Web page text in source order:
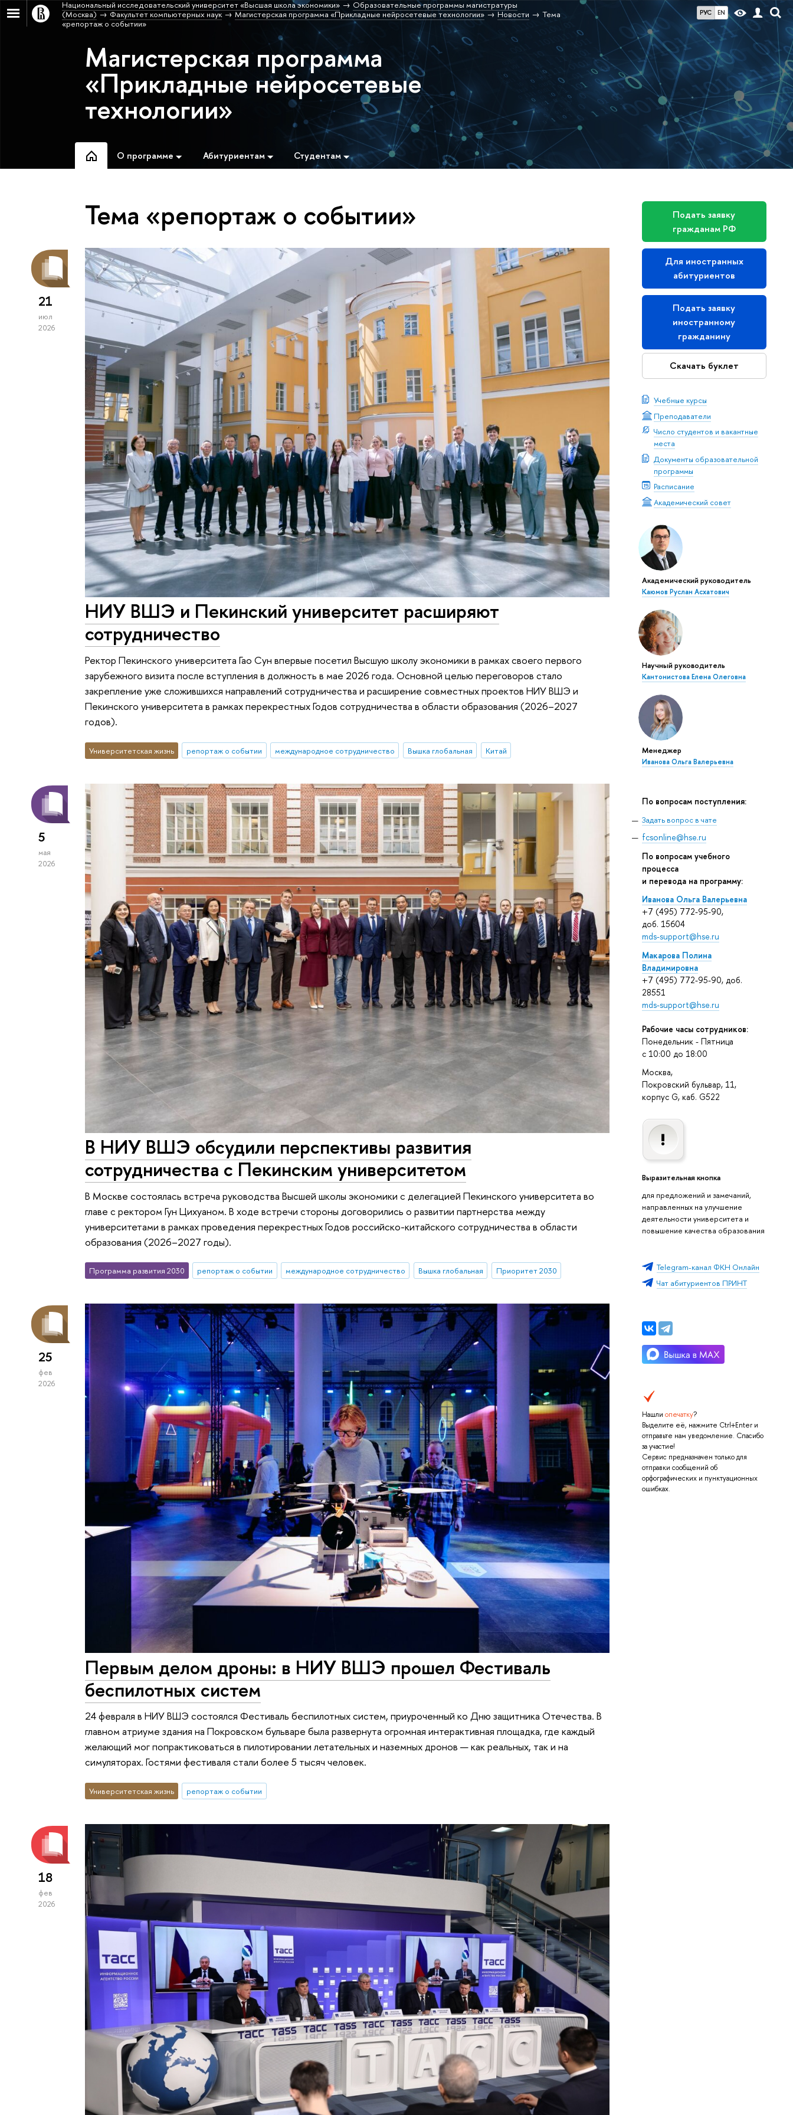
РУС EN
Национальный исследовательский университет «Высшая школа экономики»
Образовательные программы магистратуры
(Москва)
Факультет компьютерных наук Магистерская программа «Прикладные нейросетевые технологии» Новости
Тема
«репортаж о событии»
Магистерская программа
«Прикладные нейросетевые
технологии»
О программе Абитуриентам Студентам
Подать заявку
гражданам РФ
Для иностранных
абитуриентов
Подать заявку
иностранному
гражданину
Скачать буклет
Учебные курсы
Преподаватели
Число студентов и вакантные
места
Документы образовательной
программы
Расписание
Академический совет
Академический руководитель
Каюмов Руслан Асхатович
Научный руководитель
Кантонистова Елена Олеговна
Менеджер
Иванова Ольга Валерьевна
По вопросам поступления:
Задать вопрос в чате
fcsonline@hse.ru
По вопросам учебного
процесса
и перевода на программу:
Иванова Ольга Валерьевна
+7 (495) 772-95-90,
доб. 15604
mds-support@hse.ru
Макарова Полина
Владимировна
+7 (495) 772-95-90, доб.
28551
mds-support@hse.ru
Рабочие часы сотрудников:
Понедельник - Пятница
c 10:00 до 18:00
Москва,
Покровский бульвар, 11,
корпус G, каб. G522
Выразительная кнопка
для предложений и замечаний,
направленных на улучшение
деятельности университета и
повышение качества образования
Telegram-канал ФКН Онлайн
Чат абитуриентов ПРИНТ
Нашли опечатку?
Выделите её, нажмите Ctrl+Enter и
отправьте нам уведомление. Спасибо
за участие!
Сервис предназначен только для
отправки сообщений об
орфографических и пунктуационных
ошибках.
Тема «репортаж о событии»
21
июл
2026
НИУ ВШЭ и Пекинский университет расширяют
сотрудничество
Ректор Пекинского университета Гао Сун впервые посетил Высшую школу экономики в рамках своего первого
зарубежного визита после вступления в должность в мае 2026 года. Основной целью переговоров стало
закрепление уже сложившихся направлений сотрудничества и расширение совместных проектов НИУ ВШЭ и
Пекинского университета в рамках перекрестных Годов сотрудничества в области образования (2026–2027
годов).
Университетская жизнь репортаж о событии международное сотрудничество Вышка глобальная Китай
5
мая
2026
В НИУ ВШЭ обсудили перспективы развития
сотрудничества с Пекинским университетом
В Москве состоялась встреча руководства Высшей школы экономики с делегацией Пекинского университета во
главе с ректором Гун Цихуаном. В ходе встречи стороны договорились о развитии партнерства между
университетами в рамках проведения перекрестных Годов российско-китайского сотрудничества в области
образования (2026–2027 годы).
Программа развития 2030 репортаж о событии международное сотрудничество Вышка глобальная Приоритет 2030
25
фев
2026
Первым делом дроны: в НИУ ВШЭ прошел Фестиваль
беспилотных систем
24 февраля в НИУ ВШЭ состоялся Фестиваль беспилотных систем, приуроченный ко Дню защитника Отечества. В
главном атриуме здания на Покровском бульваре была развернута огромная интерактивная площадка, где каждый
желающий мог попрактиковаться в пилотировании летательных и наземных дронов — как реальных, так и на
симуляторах. Гостями фестиваля стали более 5 тысяч человек.
Университетская жизнь репортаж о событии
18
фев
2026